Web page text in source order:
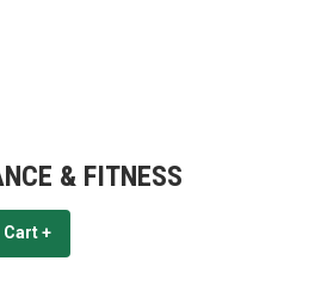
& FITNESS
Cart+